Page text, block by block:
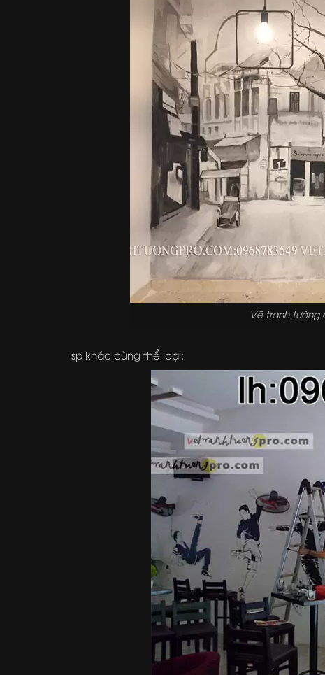
Vẽ tranh tường
sp khác cùng thể loại: